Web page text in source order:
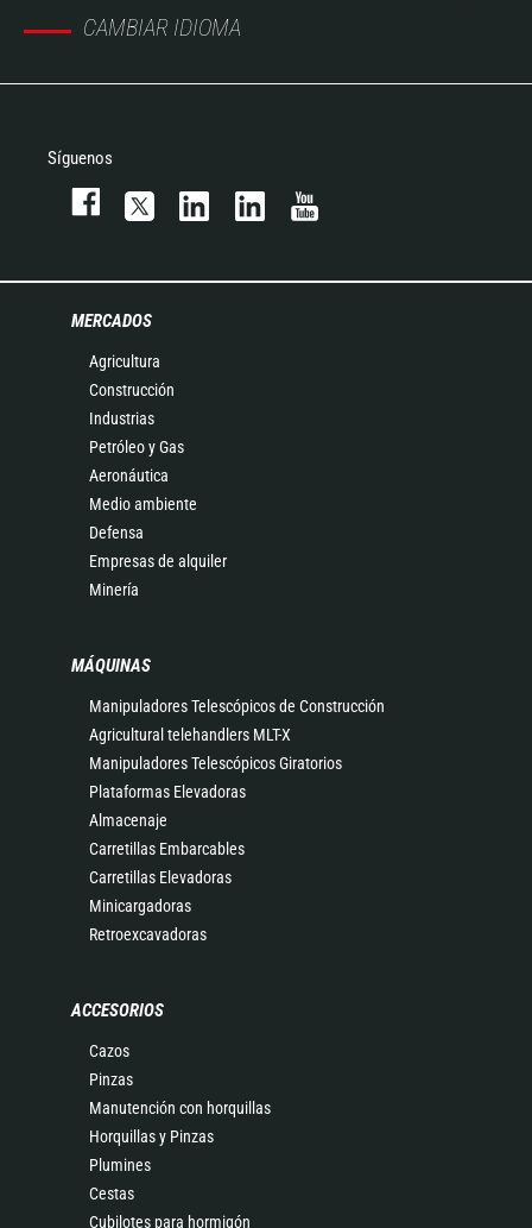
CAMBIAR IDIOMA
Síguenos
MERCADOS
Agricultura
Construcción
Industrias
Petróleo y Gas
Aeronáutica
Medio ambiente
Defensa
Empresas de alquiler
Minería
MÁQUINAS
Manipuladores Telescópicos de Construcción
Agricultural telehandlers MLT-X
Manipuladores Telescópicos Giratorios
Plataformas Elevadoras
Almacenaje
Carretillas Embarcables
Carretillas Elevadoras
Minicargadoras
Retroexcavadoras
ACCESORIOS
Cazos
Pinzas
Manutención con horquillas
Horquillas y Pinzas
Plumines
Cestas
Cubilotes para hormigón